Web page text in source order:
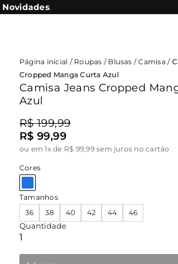
Novidades.
Página inicial / Roupas / Blusas /Camisa /
Cropped Manga Curta Azul
Camisa Jeans Cropped
Azul
R$ 199,99
R$ 99,99
ou em 1x de R$ 99,99 sem juros no cartão
Cores
Tamanhos
36
38 40 42 44 46
Quantidade